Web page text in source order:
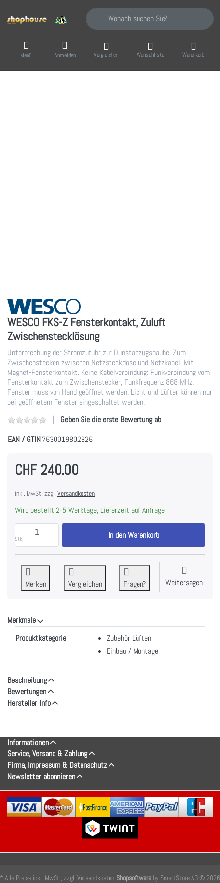
Geben Sie einen Suchbegriff ein. Während
Menü Anmelden Vergleichen Wunschliste Warenkorb
WESCO FKS-Z Fensterkontakt, Zuluft
Zwischenstecklösung
Unterbrechung der Stromzufuhr zur Dunstabzugshaube. Zum
Zwischenstecken zwischen Netzsteckdose und Netzkabel. Mit
Magnet-Fensterkontakt. Keine Kabelverbindung: Funkverbindung vom
Fensterkontakt zum Zwischenstecker, Funkfrequenz 868 MHz.
Fenster muss von Hand geöffnet werden. Licht und Lüfter können nur
bei geöffnetem Fenster eingeschaltet werden.
Geben Sie die erste Bewertung ab
EAN / GTIN7630019802826
CHF 240.00
inkl. MwSt. zzgl. Versandkosten
Wird bestellt 2-5 Werktage, Lieferzeit auf Anfrage
Stk.
WESCO FKS-Z Fensterkontakt, Zuluft
In den Warenkorb
Merken Vergleichen Fragen? Weitersagen
Merkmale
Produktkategorie
Zubehör Lüften
Einbau / Montage
Beschreibung
Bewertungen
Hersteller Info
Informationen
Service, Versand & Zahlung
Firma, Impressum & Datenschutz
Newsletter abonnieren
* Alle Preise inkl. MwSt., zzgl. Versandkosten Shopsoftware by SmartStore AG © 2026